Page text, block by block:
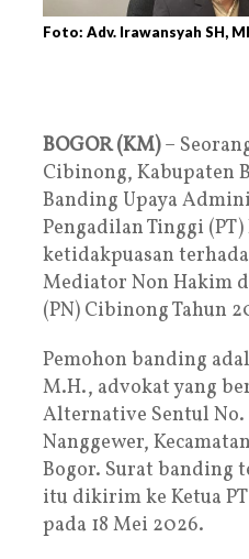
Foto: Adv. Irawansyah SH,
BOGOR (KM)–
Cibinong, Kabupaten
Banding Upaya
Pengadilan Tinggi
ketidakpuasan
Mediator Non Hakim
(PN) Cibinong Tahun
Pemohon banding
M.H., advokat yang
Alternative Sentul No.
Nanggewer,
Bogor. Surat banding
itu dikirim ke Ketua
pada 18 Mei 2026.